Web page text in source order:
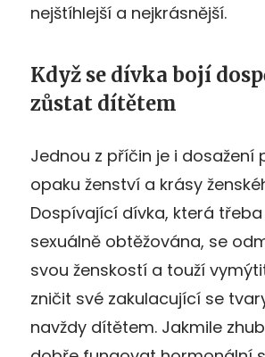
nejštíhlejší a nejkrásnější.
Když se dívka bojí
zůstat dítětem
Jednou z příčin je i dosažení
opaku ženství a krásy
Dospívající dívka, která
sexuálně obtěžována, se
svou ženskostí a touží
zničit své zakulacující se
navždy dítětem. Jakmile